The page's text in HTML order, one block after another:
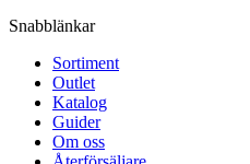
Snabblänkar
Sortiment
Outlet
Katalog
Guider
Om oss